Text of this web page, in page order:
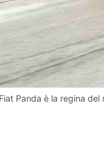
Panda è la regina